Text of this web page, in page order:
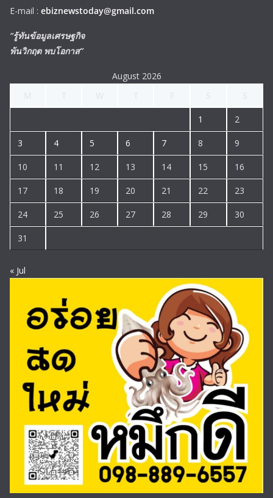
E-mail : ebiznewstoday@gmail.com
“รู้ทันข้อมูลเศรษฐกิจ
พ้นวิกฤต พบโอกาส”
August 2026
1 2
3 4 5 6 7 8 9
10 11 12 13 14 15 16
17 18 19 20 21 22 23
24 25 26 27 28 29 30
31
« Jul